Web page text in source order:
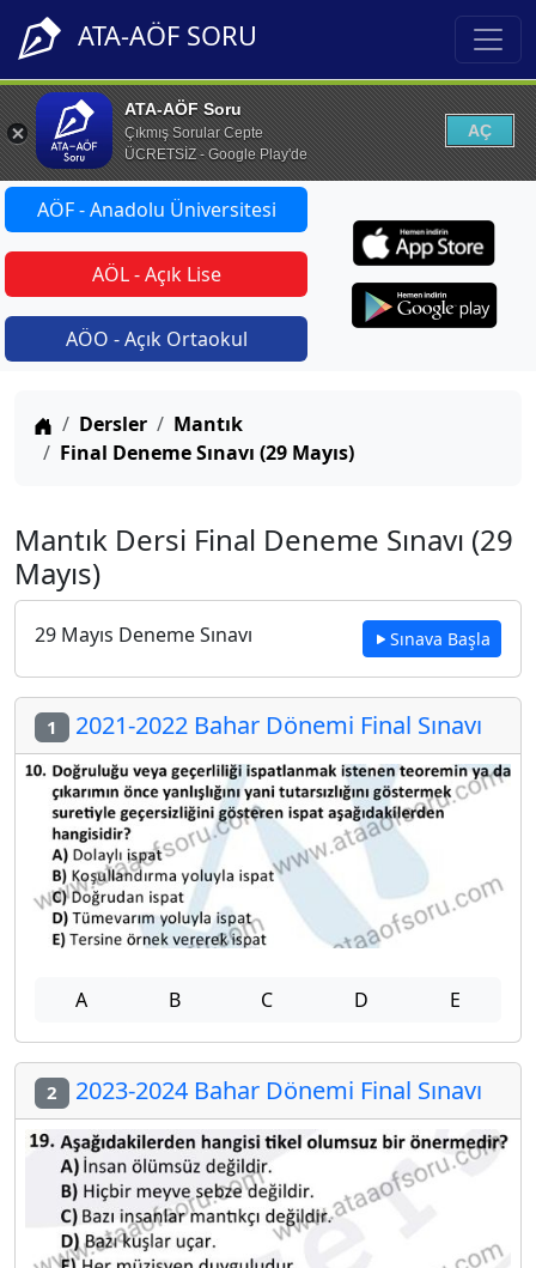
ATA-AÖF SORU
ATA-AÖF Soru
Çıkmış Sorular Cepte
ÜCRETSİZ - Google Play'de
AÇ
AÖF - Anadolu Üniversitesi
AÖL - Açık Lise
AÖO - Açık Ortaokul
Anasayfa
Dersler
Mantık
Final Deneme Sınavı (29 Mayıs)
Mantık Dersi Final Deneme Sınavı (29
Mayıs)
29 Mayıs Deneme Sınavı Sınava Başla
1 2021-2022 Bahar Dönemi Final Sınavı
A B C D E
2 2023-2024 Bahar Dönemi Final Sınavı